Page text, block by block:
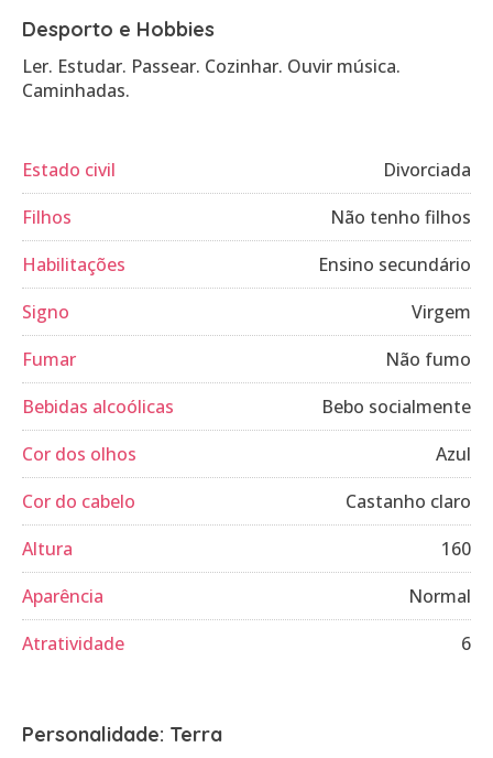
Desporto e Hobbies
Ler. Estudar. Passear. Cozinhar. Ouvir música.
Caminhadas.
Estado civil
Divorciada
Filhos
Não tenho filhos
Habilitações
Ensino secundário
Signo
Virgem
Fumar
Não fumo
Bebidas alcoólicas
Bebo socialmente
Cor dos olhos
Azul
Cor do cabelo
Castanho claro
Altura
160
Aparência
Normal
Atratividade
6
Personalidade: Terra